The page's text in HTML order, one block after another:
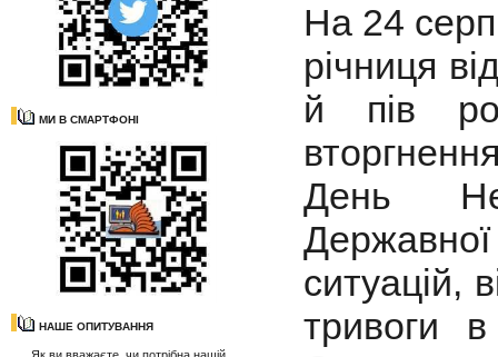
МИ В СМАРТФОНІ
НАШЕ ОПИТУВАННЯ
На 24
річниця
й пів
День
ситуацій,
тривоги